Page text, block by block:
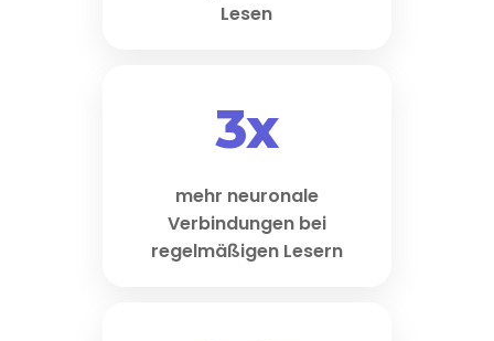
Lesen
3x
mehr neuronale
Verbindungen bei
regelmäßigen Lesern